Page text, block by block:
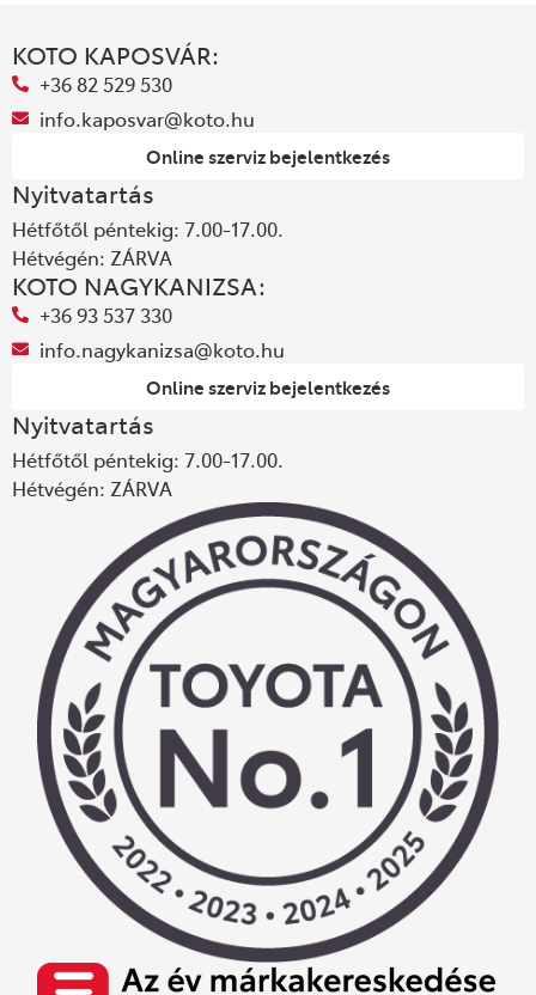
KOTO KAPOSVÁR:
+36 82 529 530
info.kaposvar@koto.hu
Online szerviz bejelentkezés
Nyitvatartás
Hétfőtől péntekig: 7.00-17.00.
Hétvégén: ZÁRVA
KOTO NAGYKANIZSA:
+36 93 537 330
info.nagykanizsa@koto.hu
Online szerviz bejelentkezés
Nyitvatartás
Hétfőtől péntekig: 7.00-17.00.
Hétvégén: ZÁRVA